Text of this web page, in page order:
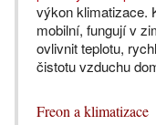
výkon klimatizace.
mobilní, fungují v
ovlivnit teplotu,
čistotu vzduchu
Freon a klimatizace